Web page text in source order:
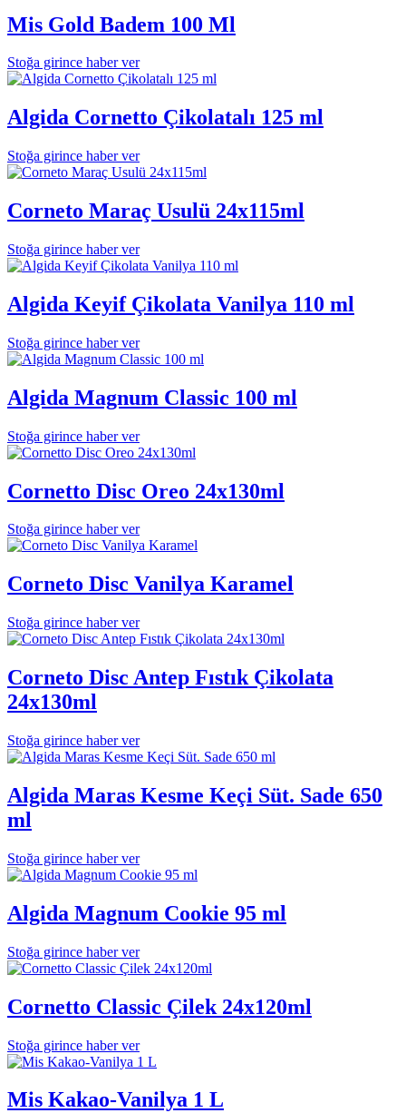
Mis Gold Badem 100 Ml
Stoğa girince haber ver
Algida Cornetto Çikolatalı 125 ml
Stoğa girince haber ver
Corneto Maraç Usulü 24x115ml
Stoğa girince haber ver
Algida Keyif Çikolata Vanilya 110 ml
Stoğa girince haber ver
Algida Magnum Classic 100 ml
Stoğa girince haber ver
Cornetto Disc Oreo 24x130ml
Stoğa girince haber ver
Corneto Disc Vanilya Karamel
Stoğa girince haber ver
Corneto Disc Antep Fıstık Çikolata
24x130ml
Stoğa girince haber ver
Algida Maras Kesme Keçi Süt. Sade 650
ml
Stoğa girince haber ver
Algida Magnum Cookie 95 ml
Stoğa girince haber ver
Cornetto Classic Çilek 24x120ml
Stoğa girince haber ver
Mis Kakao-Vanilya 1 L